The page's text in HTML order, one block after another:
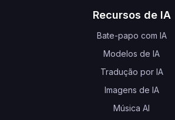
Recursos de IA
Bate-papo com IA
Modelos de IA
Tradução por IA
Imagens de IA
Música AI